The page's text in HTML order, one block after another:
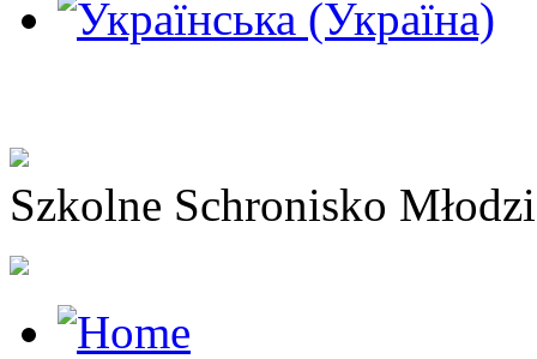
Szkolne Schronisko